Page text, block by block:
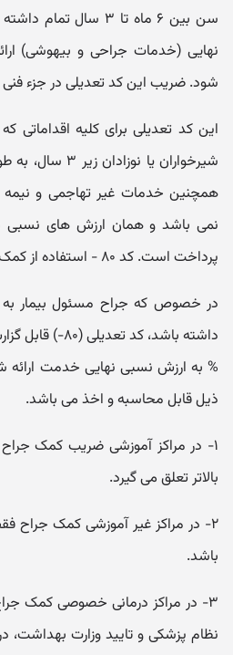
نهایی (خدمات جراحی و بیهوشی)
شود. ضریب این کد تعدیلی در جزء
این کد تعدیلی برای کلیه
شیرخواران یا
همچنین خدمات غیر تهاجمی و نیمه
نمی باشد و همان ارزش های نسبی
پرداخت است. کد ۸۰ - استفاده از کمک جراح:
در خصوص که جراح مسئول بیمار
% به ارزش نسبی نهایی خدمت ارائه
ذیل قابل محاسبه و اخذ می باشد.
بالاتر تعلق می گیرد.
۲- در مراکز غیر آموزشی کمک
باشد.
۳- در مراکز درمانی خصوصی کمک
نظام پزشکی و تایید وزارت